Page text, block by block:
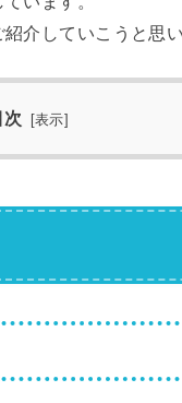
介していこうと思い
次 [表示